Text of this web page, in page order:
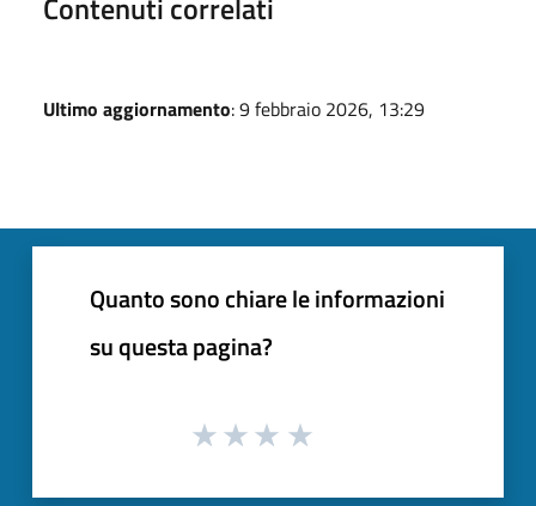
Ultimo aggiornamento: 9 febbraio 2026, 13:29
Quanto sono chiare le informazioni
su questa pagina?